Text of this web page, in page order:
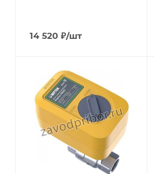
14 520 ₽/шт